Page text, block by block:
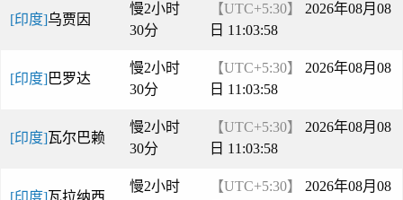
[印度]乌贾因
慢2小时
30分
【UTC+5:30】
2026年08月08
日 11:03:58
[印度]巴罗达
慢2小时
30分
【UTC+5:30】
2026年08月08
日 11:03:58
[印度]瓦尔巴赖
慢2小时
30分
【UTC+5:30】
2026年08月08
日 11:03:58
[印度]瓦拉纳西
慢2小时
【UTC+5:30】
2026年08月08